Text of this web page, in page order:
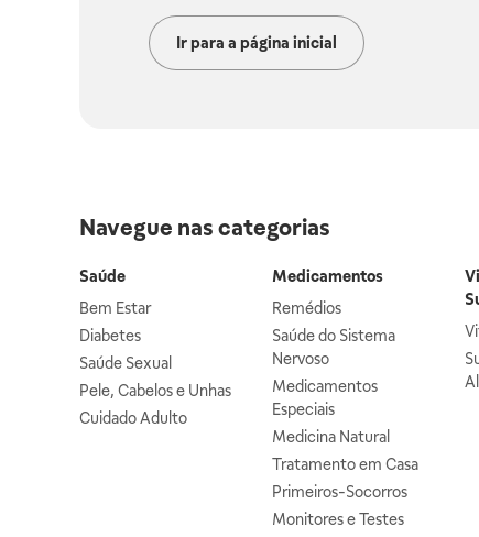
Ir para a página inicial
Navegue nas categorias
Saúde
Bem Estar
Diabetes
Saúde Sexual
Pele, Cabelos e Unhas
Cuidado Adulto
Medicamentos
Remédios
Saúde do Sistema
Nervoso
Medicamentos
Especiais
Medicina Natural
Tratamento em Casa
Primeiros-Socorros
Monitores e Testes